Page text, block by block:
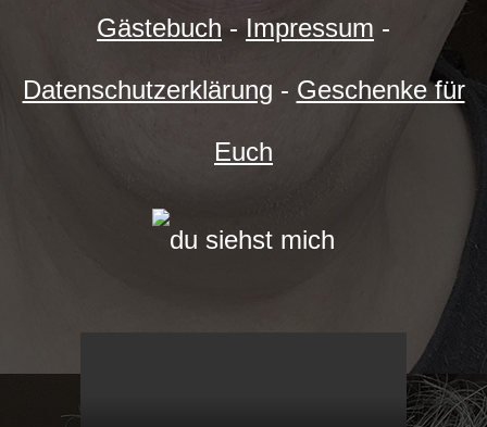
Gästebuch - Impressum -
Datenschutzerklärung - Geschenke für
Euch